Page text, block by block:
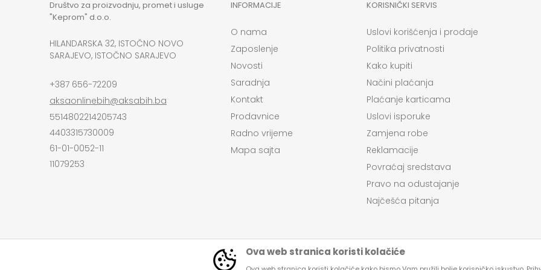
Društvo za proizvodnju, promet i usluge
"Keprom" d.o.o.
HILANDARSKA 32, ISTOČNO NOVO
SARAJEVO, ISTOČNO SARAJEVO
+387 656-72209
aksaonlinebih@aksabih.ba
5514802214205743
4403315730009
61-01-0052-11
11079253
INFORMACIJE
O nama
Zaposlenje
Novosti
Saradnja
Kontakt
Prodavnice
Radno vrijeme
Mapa sajta
KORISNIČKI SERVIS
Uslovi korišćenja i prodaje
Politika privatnosti
Kako kupiti
Načini plaćanja
Plaćanje karticama
Uslovi isporuke
Zamjena robe
Reklamacije
Povraćaj sredstava
Pravo na odustajanje
Najčešća pitanja
Ova web stranica koristi kolačiće